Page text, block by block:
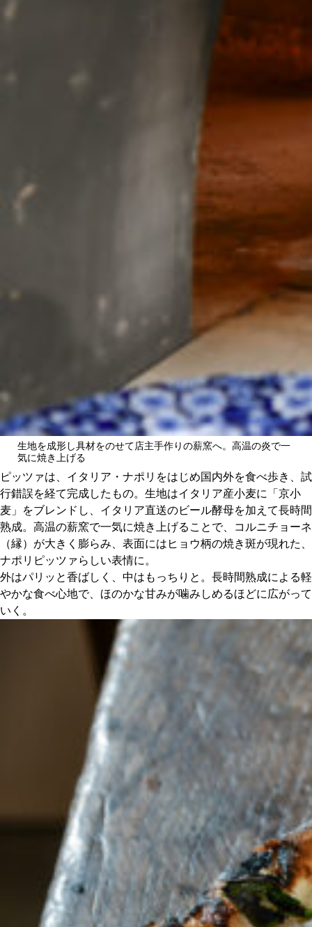
生地を成形し具材をのせて店主手作りの薪窯へ。高温の炎で一
気に焼き上げる
ピッツァは、イタリア・ナポリをはじめ国内外を食べ歩き、試
行錯誤を経て完成したもの。生地はイタリア産小麦に「京小
麦」をブレンドし、イタリア直送のビール酵母を加えて長時間
熟成。高温の薪窯で一気に焼き上げることで、コルニチョーネ
（縁）が大きく膨らみ、表面にはヒョウ柄の焼き斑が現れた、
ナポリピッツァらしい表情に。
外はパリッと香ばしく、中はもっちりと。長時間熟成による軽
やかな食べ心地で、ほのかな甘みが噛みしめるほどに広がって
いく。